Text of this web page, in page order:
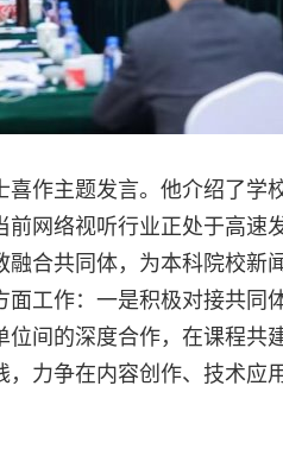
作主题发言。他介绍了学
网络视听行业正处于高速
合共同体，为本科院校新
工作：一是积极对接共同
间的深度合作，在课程共
力争在内容创作、技术应